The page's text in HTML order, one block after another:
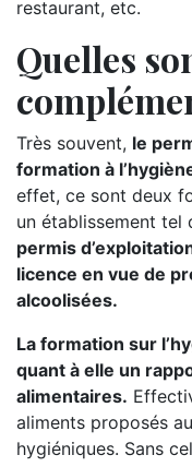
restaurant, etc.
Quelles
Très souvent, le
formation à
effet, ce sont deux
un établissement tel
permis
licence en vue de
alcoolisées.
La formation sur
quant à elle un
alimentaires.
aliments proposés
hygiéniques. Sans